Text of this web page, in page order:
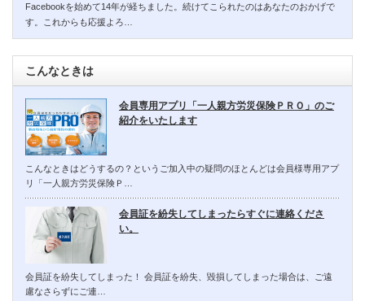
Facebookを始めて14年が経ちました。続けてこられたのはあなたのおかげで
す。これからも応援よろ…
こんなときは
会員専用アプリ「一人親方労災保険ＰＲＯ」のご
紹介をいたします
こんなときはどうするの？というご加入中の疑問のほとんどは会員様専用アプ
リ「一人親方労災保険Ｐ…
会員証を紛失してしまったらすぐに連絡くださ
い。
会員証を紛失してしまった！ 会員証を紛失、毀損してしまった場合は、ご遠
慮なさらずにご連…